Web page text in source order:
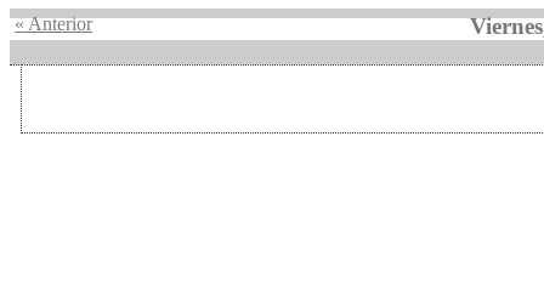
« Anterior